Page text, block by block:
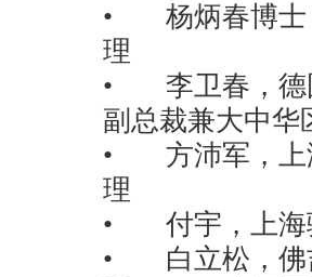
• 杨炳春博士
理
• 李卫春，德
副总裁兼大中华
• 方沛军，上
理
• 付宇，上海
• 白立松，佛